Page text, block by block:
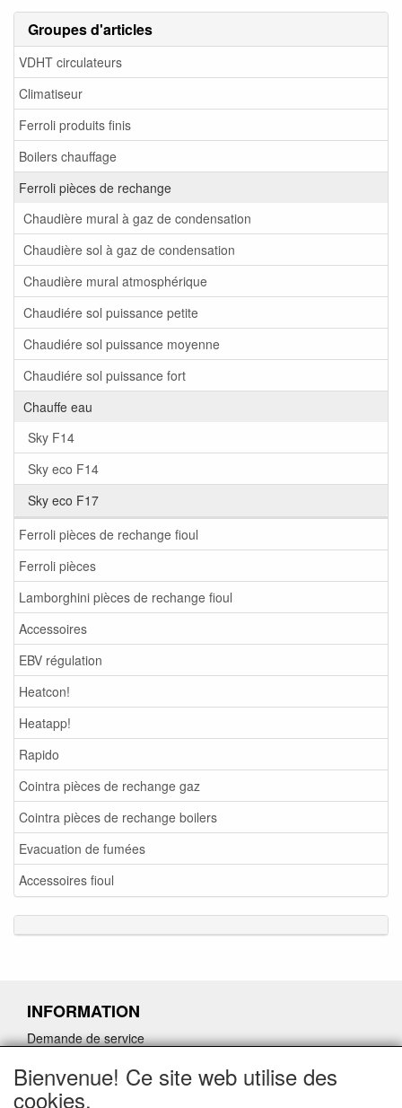
Groupes d'articles
VDHT circulateurs
Climatiseur
Ferroli produits finis
Boilers chauffage
Ferroli pièces de rechange
Chaudière mural à gaz de condensation
Chaudière sol à gaz de condensation
Chaudière mural atmosphérique
Chaudiére sol puissance petite
Chaudiére sol puissance moyenne
Chaudiére sol puissance fort
Chauffe eau
Sky F14
Sky eco F14
Sky eco F17
Ferroli pièces de rechange fioul
Ferroli pièces
Lamborghini pièces de rechange fioul
Accessoires
EBV régulation
Heatcon!
Heatapp!
Rapido
Cointra pièces de rechange gaz
Cointra pièces de rechange boilers
Evacuation de fumées
Accessoires fioul
INFORMATION
Demande de service
Demander un lien d'annulation
Bienvenue! Ce site web utilise des
cookies.